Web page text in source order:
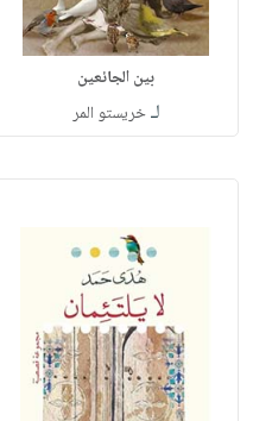
بين الجائعين
لـخريستو المر